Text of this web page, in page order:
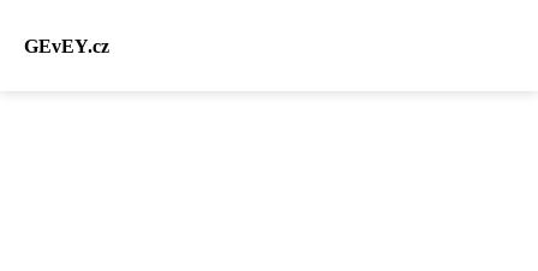
GEvEY.cz